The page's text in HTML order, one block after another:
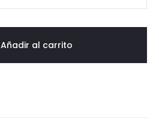
Añadir al carrito